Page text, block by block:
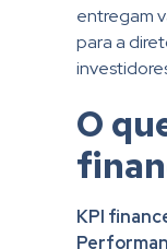
entregam
para a
O
KPI